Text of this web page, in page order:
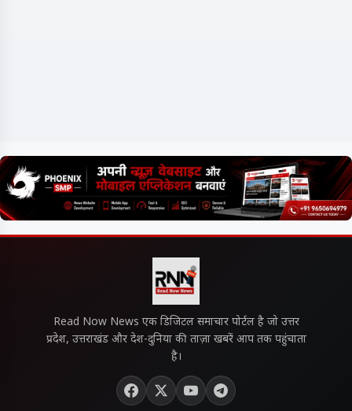
Read Now News एक डिजिटल समाचार पोर्टल है जो उत्तर
प्रदेश, उत्तराखंड और देश-दुनिया की ताज़ा खबरें आप तक पहुंचाता
है।